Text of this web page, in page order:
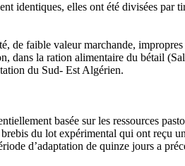
identiques, elles ont été divisées par
de faible valeur marchande,
dans la ration alimentaire du bétail
du Sud- Est Algérien.
basée sur les ressources
du lot expérimental qui ont reçu
d’adaptation de quinze jours a